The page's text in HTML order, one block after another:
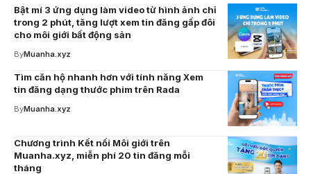
Bật mí 3 ứng dụng làm video từ hình ảnh chỉ
trong 2 phút, tăng lượt xem tin đăng gấp đôi
cho môi giới bất động sản
ByMuanha.xyz
Tìm căn hộ nhanh hơn với tính năng Xem
tin đăng dạng thước phim trên Rada
ByMuanha.xyz
Chương trình Kết nối Môi giới trên
Muanha.xyz, miễn phí 20 tin đăng mỗi
tháng